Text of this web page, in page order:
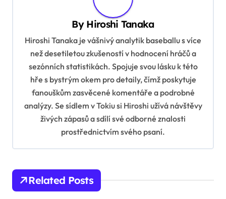
By Hiroshi Tanaka
Hiroshi Tanaka je vášnivý analytik baseballu s více
než desetiletou zkušeností v hodnocení hráčů a
sezónních statistikách. Spojuje svou lásku k této
hře s bystrým okem pro detaily, čímž poskytuje
fanouškům zasvěcené komentáře a podrobné
analýzy. Se sídlem v Tokiu si Hiroshi užívá návštěvy
živých zápasů a sdílí své odborné znalosti
prostřednictvím svého psaní.
Related Posts